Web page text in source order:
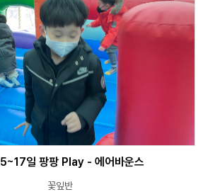
일 팡팡 Play - 에어바운스
꽃잎반